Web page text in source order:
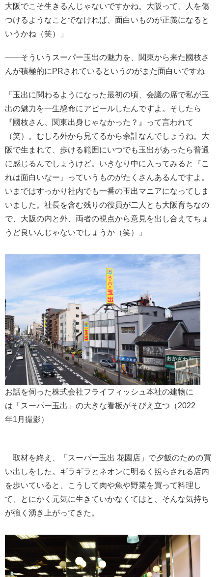
大阪でこそ生きるんじゃないですかね。大阪って、人を傷
つけるようなことでなければ、面白いものが正義になると
いうかね（笑）」
――そういうスーパー玉出の魅力を、関東から来た國枝さ
んが積極的にPRされているというのがまた面白いですね
「玉出に関わるようになった最初の頃、会議の席で私が玉
出の魅力を一生懸命にアピールしたんですよ。そしたら
『國枝さん、関東出身じゃなかった？』って言われて
（笑）。むしろ外から見てるから余計なんでしょうね。大
阪で生まれて、歩ける範囲にいつでも玉出があったら普通
に感じるんでしょうけど。いきなり中に入ってみると『こ
れは面白いなー』っていうものがたくさんあるんですよ。
いまではすっかり社内でも一番の玉出マニアになってしま
いました。社長を含む残りの役員が二人とも大阪育ちなの
で、大阪の内と外、両者の視点から意見を出し合えてちょ
うど良いんじゃないでしょうか（笑）」
お話を伺った株式会社フライフィッシュ本社の建物に
は「スーパー玉出」の大きな看板がそびえ立つ（2022
年1月撮影）
取材を終え、「スーパー玉出 花園店」で夕飯のための買
い出しをした。ギラギラとネオンに明るく照らされる店内
を歩いていると、こうして肉や魚や野菜を買って料理し
て、とにかく元気に生きていかなくてはと、そんな気持ち
が強く湧き上がってきた。